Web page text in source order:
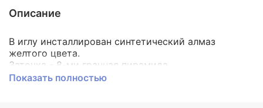
Описание
В иглу инсталлирован синтетический алмаз
желтого цвета.
Заточка - 8-ми гранная пирамида.
Данный тип иглы подходит для станков Сауно,
Показать полностью